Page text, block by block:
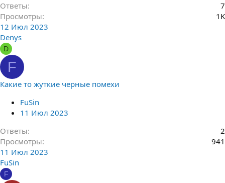
Ответы
7
Просмотры
1K
12 Июл 2023
Denys
D
F
Какие то жуткие черные помехи
FuSin
11 Июл 2023
Ответы
2
Просмотры
941
11 Июл 2023
FuSin
F